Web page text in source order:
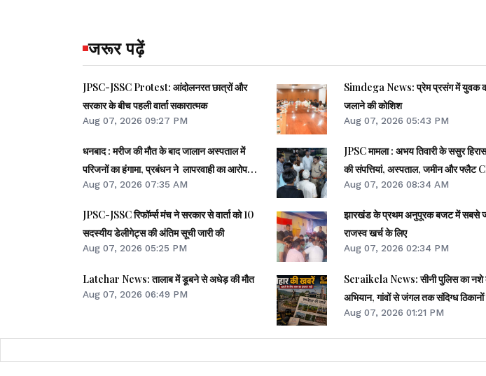
जरूर पढ़ें
JPSC-JSSC Protest: आंदोलनरत छात्रों और
सरकार के बीच पहली वार्ता सकारात्मक
Aug 07, 2026 09:27 PM
धनबाद : मरीज की मौत के बाद जालान अस्पताल में
परिजनों का हंगामा, प्रबंधन ने लापरवाही का आरोप
खारिज किया
Aug 07, 2026 07:35 AM
JPSC-JSSC रिफॉर्म्स मंच ने सरकार से वार्ता को 10
सदस्यीय डेलीगेट्स की अंतिम सूची जारी की
Aug 07, 2026 05:25 PM
Latehar News: तालाब में डूबने से अधेड़ की मौत
Aug 07, 2026 06:49 PM
Simdega News: प्रेम प्रसंग में युवक
जलाने की कोशिश
Aug 07, 2026 05:43 PM
JPSC मामला : अभय तिवारी के ससुर
की संपत्तियां, अस्पताल, जमीन और फ्लैट
के दायरे में
Aug 07, 2026 08:34 AM
झारखंड के प्रथम अनुपूरक बजट में सबसे
राजस्व खर्च के लिए
Aug 07, 2026 02:34 PM
Seraikela News: सीनी पुलिस का
अभियान, गांवों से जंगल तक संदिग्ध ठिकानों
Aug 07, 2026 01:21 PM